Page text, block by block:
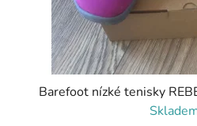
Barefoot nízké tenisky